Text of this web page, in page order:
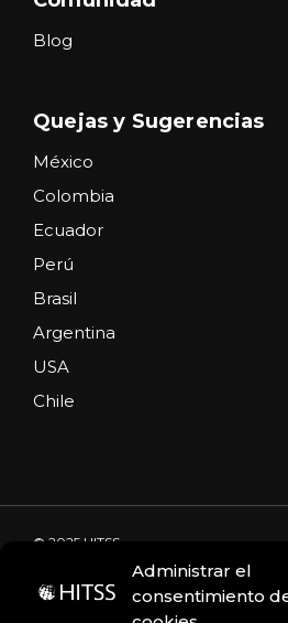
Administrar el
consentimiento
Blog
Quejas y Sugerencias
México
Colombia
Ecuador
Perú
Brasil
Argentina
USA
Chile
© 2025 HITSS